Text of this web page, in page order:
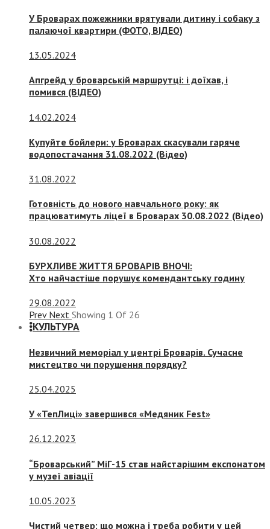
У Броварах пожежники врятували дитину і собаку з
палаючої квартири (ФОТО, ВІДЕО)
13.05.2024
Апгрейд у броварській маршрутці: і доїхав, і
помився (ВІДЕО)
14.02.2024
Купуйте бойлери: у Броварах скасували гаряче
водопостачання 31.08.2022 (Відео)
31.08.2022
Готовність до нового навчального року: як
працюватимуть ліцеї в Броварах 30.08.2022 (Відео)
30.08.2022
БУРХЛИВЕ ЖИТТЯ БРОВАРІВ ВНОЧІ:
Хто найчастіше порушує комендантську годину
29.08.2022
Prev Next Showing 1 Of 26
КУЛЬТУРА
Незвичний меморіал у центрі Броварів. Сучасне
мистецтво чи порушення порядку?
25.04.2025
У «ТепЛиці» завершився «Медяник Fest»
26.12.2023
“Броварський” МіГ-15 став найстарішим експонатом
у музеї авіації
10.05.2023
Чистий четвер: що можна і треба робити у цей